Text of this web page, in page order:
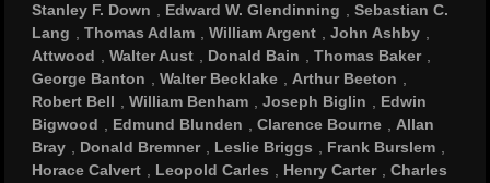
Stanley F. Down
Edward W. Glendinning ,Sebastian C.
Lang
,Thomas Adlam ,William Argent ,John Ashby
Attwood
,Walter Aust Donald Bain ,Thomas Baker
George Banton
,Walter Becklake Arthur Beeton
Robert Bell
,William Benham ,Joseph Biglin
Edwin
Bigwood
Edmund Blunden ,Clarence Bourne
Allan
Bray
Donald Bremner Leslie Briggs Frank Burslem
Horace Calvert
Leopold Carles Henry Carter ,Charles